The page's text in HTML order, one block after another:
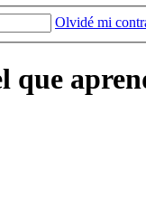
Olvidé mi
que